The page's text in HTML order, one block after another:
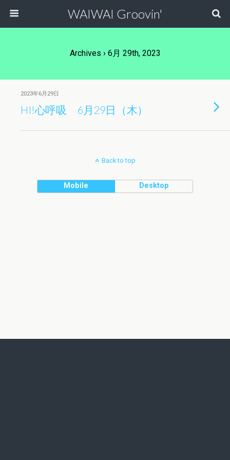
WAIWAI Groovin'
Archives › 6月 29th, 2023
2023年6月29日
HI!心呼吸 6月29日（木）
Back to top
Mobile Desktop